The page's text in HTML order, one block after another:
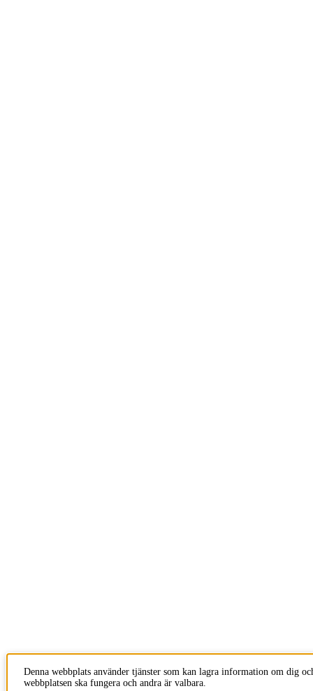
Denna webbplats använder tjänster som kan lagra information om dig
webbplatsen ska fungera och andra är valbara.